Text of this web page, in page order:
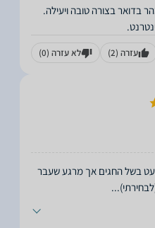
בדואר בצורה טובה ויעילה.
עזרה (2) לא עזרה (0)
בשל החגים אך מרגע שעבר
...